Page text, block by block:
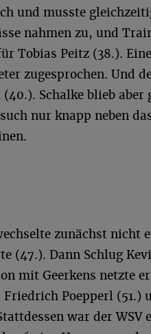
und musste
nahmen zu, und
Tobias Peitz (38.).
zugesprochen. Und
(40.). Schalke blieb
nur knapp neben
zunächst nicht
(47.). Dann Schlug
mit Geerkens netzte
Poepperl (51.)
war der